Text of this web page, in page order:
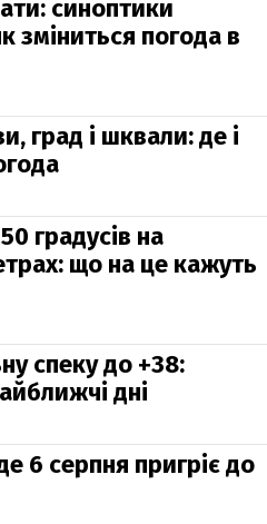
синоптики
зміниться погода в
град і шквали: де і
градусів на
що на це кажуть
спеку до +38:
дні
6 серпня пригріє до